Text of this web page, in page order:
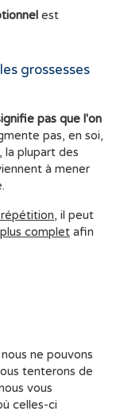
est
grossesses
pas que l'on
pas, en soi,
la plupart des
à mener
, il peut
complet afin
ne pouvons
tenterons de
vous
celles-ci